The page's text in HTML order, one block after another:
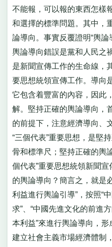
不能報，可以報的東西怎樣
和選擇的標準問題。其中，
論導向。事實反覆證明“輿論
輿論導向錯誤是黨和人民之
是新聞宣傳工作的生命線，
要思想統領宣傳工作。導向
它包含着豐富的內容，因此
解。堅持正確的輿論導向，
的前提下，注意經濟導向、
“三個代表”重要思想，是堅
骨和標準尺；堅持正確的輿
個代表”重要思想統領新聞
的輿論導向？簡言之，就是
利益進行輿論引導”，按照“
求”、“中國先進文化的前進
本利益”來進行輿論導向，形
建立社會主義市場經濟體制